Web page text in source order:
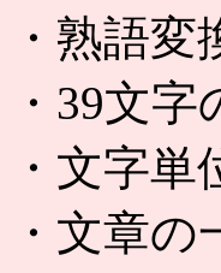
・熟語
・39文
・文字
・文章